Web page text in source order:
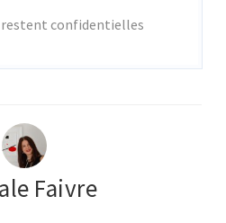
restent confidentielles
Faivre